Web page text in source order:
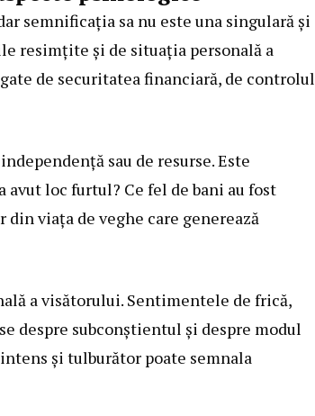
semnificația sa nu este una singulară și
resimțite și de situația personală a
de securitatea financiară, de controlul
sau de resurse. Este
loc furtul? Ce fel de bani au fost
viața de veghe care generează
a visătorului. Sentimentele de frică,
despre subconștientul și despre modul
și tulburător poate semnala